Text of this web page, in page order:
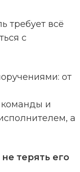
требует всё
с
от
команды и
а
терять его